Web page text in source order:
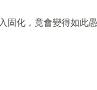
化，竟會變得如此愚